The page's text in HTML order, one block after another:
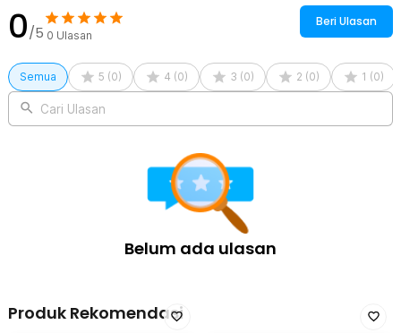
0/5 0 Ulasan
Beri Ulasan
Semua 5 (0) 4 (0) 3 (0) 2 (0) 1 (0)
Cari Ulasan
Belum ada ulasan
Produk Rekomendasi